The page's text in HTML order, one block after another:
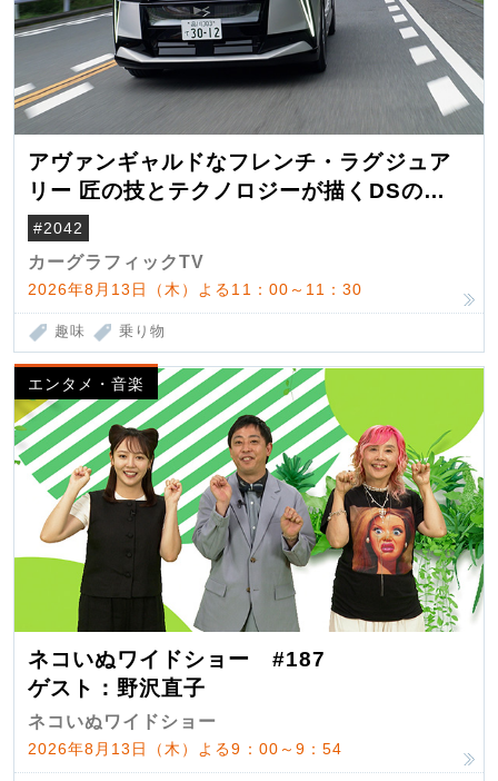
アヴァンギャルドなフレンチ・ラグジュア
リー 匠の技とテクノロジーが描くDSの世
界観
#2042
カーグラフィックTV
2026年8月13日（木）よる11：00～11：30
趣味 乗り物
エンタメ・音楽
ネコいぬワイドショー #187
ゲスト：野沢直子
ネコいぬワイドショー
2026年8月13日（木）よる9：00～9：54